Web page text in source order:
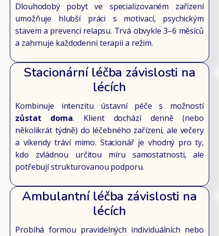
Dlouhodobý pobyt ve specializovaném zařízení
umožňuje hlubší práci s motivací, psychickým
stavem a prevencí relapsu. Trvá obvykle 3–6 měsíců
a zahrnuje každodenní terapii a režim.
Stacionární léčba závislosti na
lécích
Kombinuje intenzitu ústavní péče s možností
zůstat doma. Klient dochází denně (nebo
několikrát týdně) do léčebného zařízení, ale večery
a víkendy tráví mimo. Stacionář je vhodný pro ty,
kdo zvládnou určitou míru samostatnosti, ale
potřebují strukturovanou podporu.
Ambulantní léčba závislosti na
lécích
Probíhá formou pravidelných individuálních nebo